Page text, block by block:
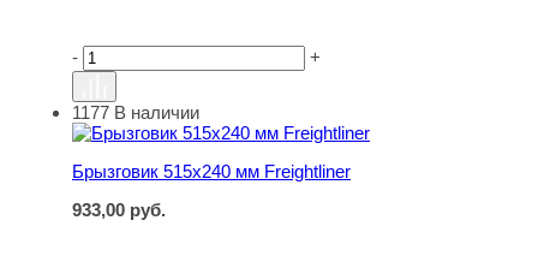
- +
Брызговик 515х240 мм Freightliner
1177 В наличии
Брызговик 515х240 мм Freightliner
933,00 руб.